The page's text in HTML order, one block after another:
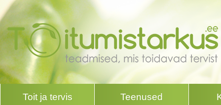
Toit ja tervis Teenused